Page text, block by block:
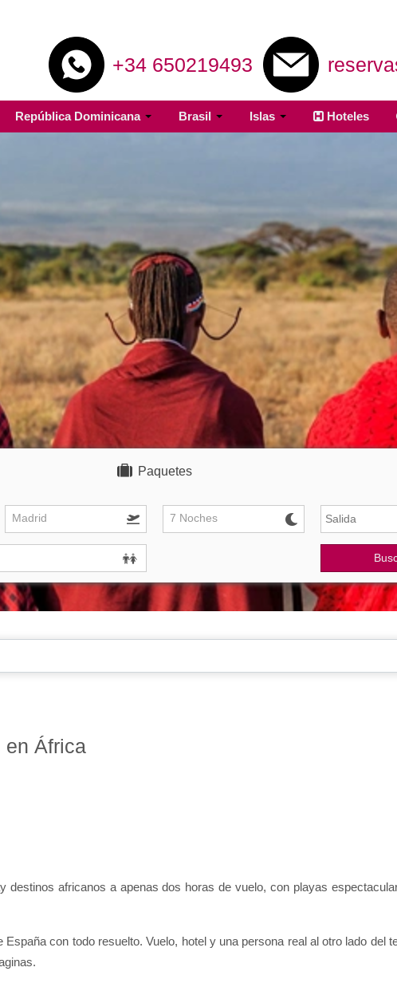
+34 650219493
República Dominicana Brasil Islas Hoteles
Paquetes
Madrid 7 Noches
en África
africanos a apenas dos horas de vuelo, con playas
con todo resuelto. Vuelo, hotel y una persona real al otro lado del